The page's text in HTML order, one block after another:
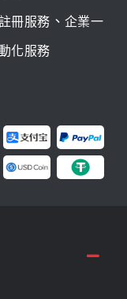
冊服務 、 企業一
化服務